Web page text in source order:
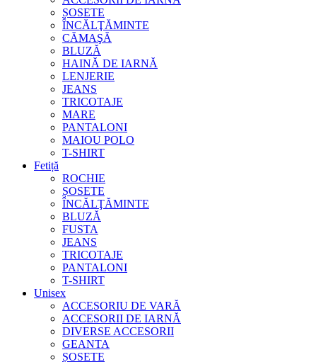
ȘOSETE
ÎNCĂLŢĂMINTE
CĂMAŞĂ
BLUZĂ
HAINĂ DE IARNĂ
LENJERIE
JEANS
TRICOTAJE
MARE
PANTALONI
MAIOU POLO
T-SHIRT
Fetiță
ROCHIE
ȘOSETE
ÎNCĂLŢĂMINTE
BLUZĂ
FUSTA
JEANS
TRICOTAJE
PANTALONI
T-SHIRT
Unisex
ACCESORIU DE VARĂ
ACCESORII DE IARNĂ
DIVERSE ACCESORII
GEANTA
ȘOSETE